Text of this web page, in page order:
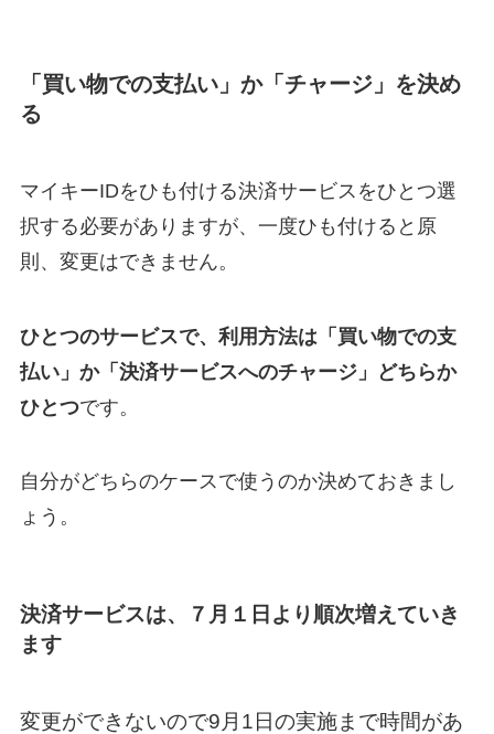
「買い物での支払い」か「チャージ」を決め
る
マイキーIDをひも付ける決済サービスをひとつ選
択する必要がありますが、一度ひも付けると原
則、変更はできません。
ひとつのサービスで、利用方法は「買い物での支
払い」か「決済サービスへのチャージ」どちらか
ひとつです。
自分がどちらのケースで使うのか決めておきまし
ょう。
決済サービスは、７月１日より順次増えていき
ます
変更ができないので9月1日の実施まで時間があ